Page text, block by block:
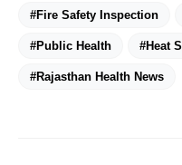
#Fire Safety Inspection
#Public Health #Heat
#Rajasthan Health News